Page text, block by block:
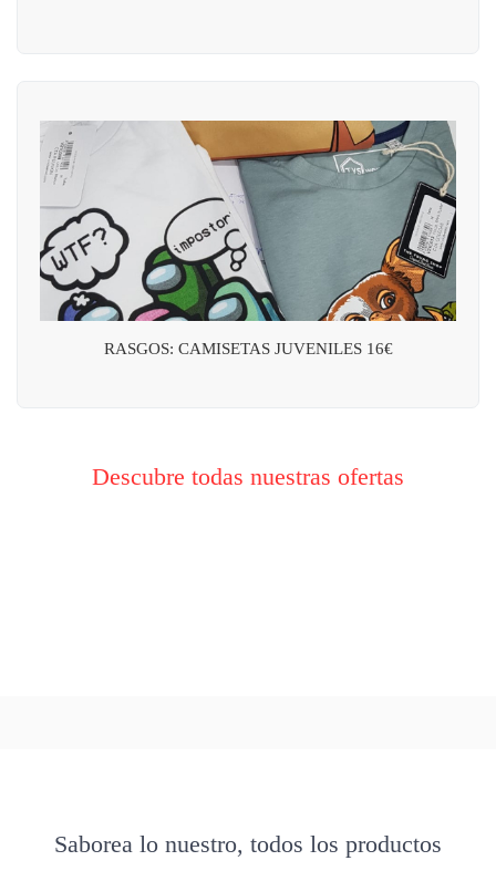
RASGOS: CAMISETAS JUVENILES 16€
Descubre todas nuestras ofertas
Saborea lo nuestro, todos los productos